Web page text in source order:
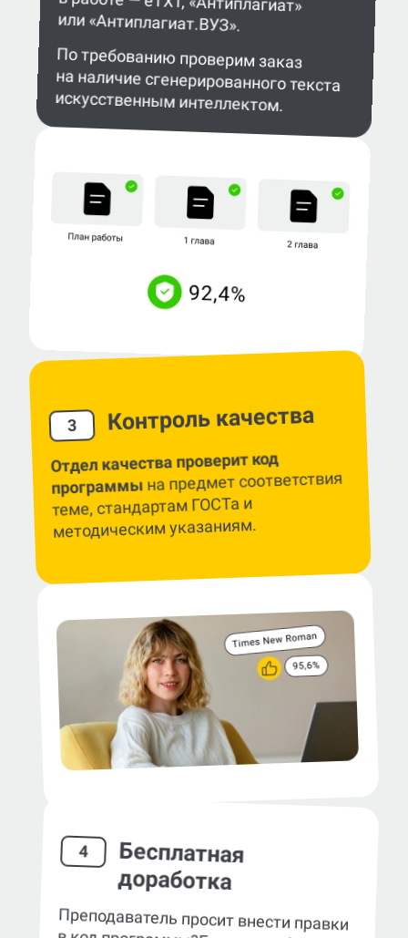
или «Антиплагиат.ВУЗ».
По требованию проверим заказ
на наличие сгенерированного текста
искусственным интеллектом.
3 Контроль качества
Отдел качества проверит код
программына предмет соответствия
теме, стандартам ГОСТа и
методическим указаниям.
4 Бесплатная
доработка
Преподаватель просит внести правки